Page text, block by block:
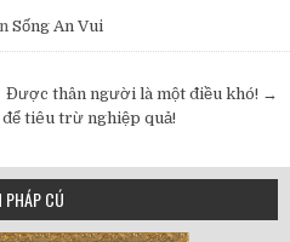
Sống An Vui
Được thân người là một điều khó! →
tiêu trừ nghiệp quả!
PHÁP CÚ